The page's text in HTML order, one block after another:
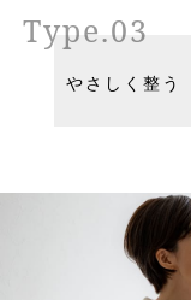
Type.03
やさしく整う